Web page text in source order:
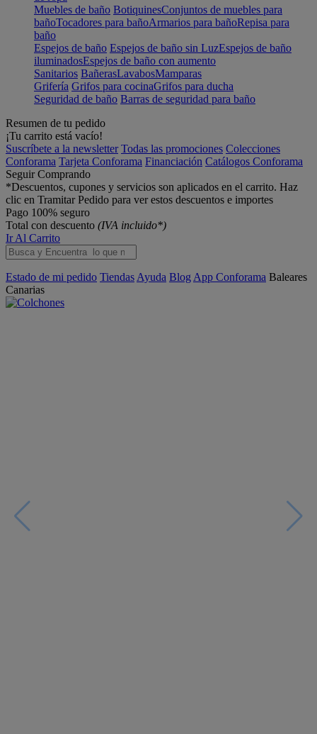
Muebles de baño BotiquinesConjuntos de muebles para
bañoTocadores para bañoArmarios para bañoRepisa para
baño
Espejos de baño Espejos de baño sin LuzEspejos de baño
iluminadosEspejos de baño con aumento
Sanitarios BañerasLavabosMamparas
Grifería Grifos para cocinaGrifos para ducha
Seguridad de baño Barras de seguridad para baño
Resumen de tu pedido
¡Tu carrito está vacío!
Suscríbete a la newsletter Todas las promociones Colecciones
Conforama Tarjeta Conforama Financiación Catálogos Conforama
Seguir Comprando
*Descuentos, cupones y servicios son aplicados en el carrito. Haz
clic en Tramitar Pedido para ver estos descuentos e importes
Pago 100% seguro
Total con descuento (IVA incluido*)
Ir Al Carrito
Estado de mi pedido Tiendas Ayuda Blog App Conforama Baleares
Canarias